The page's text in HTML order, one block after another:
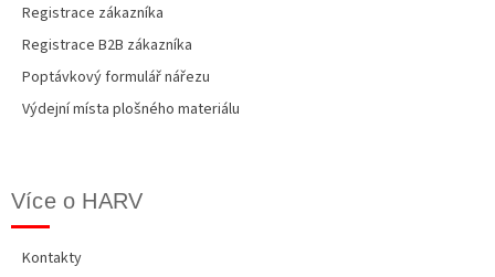
Registrace zákazníka
Registrace B2B zákazníka
Poptávkový formulář nářezu
Výdejní místa plošného materiálu
Více o HARV
Kontakty